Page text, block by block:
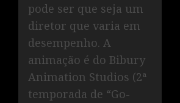
pode ser que seja um
diretor que varia em
desempenho. A
animação é do Bibury
Animation Studios (2ª
temporada de “Go-